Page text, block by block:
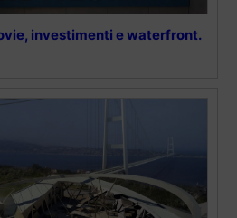
investimenti e waterfront.